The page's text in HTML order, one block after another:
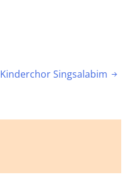
Kinderchor Singsalabim 